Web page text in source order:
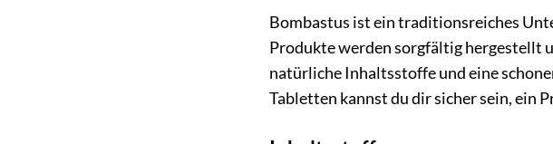
Bombastus ist ein traditionsreiches
Produkte werden sorgfältig hergestellt
natürliche Inhaltsstoffe und eine
Tabletten kannst du dir sicher sein, ein